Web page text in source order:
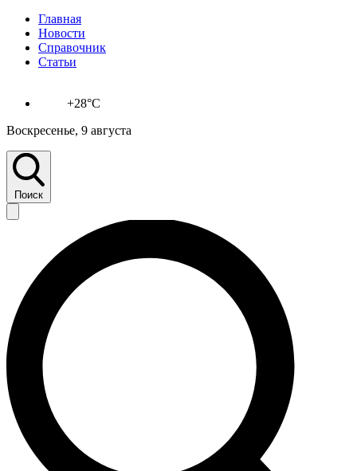
Главная
Новости
Справочник
Статьи
+28°C
Воскресенье, 9 августа
Поиск